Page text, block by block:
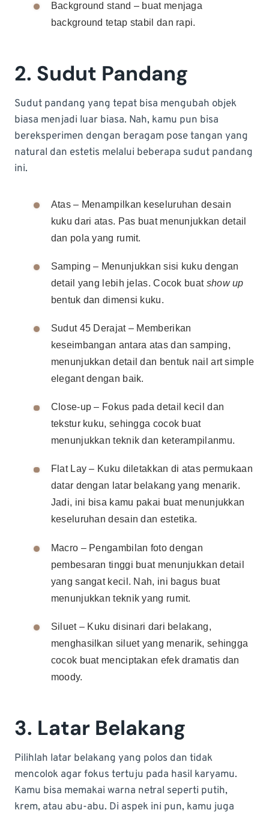
Background stand – buat menjaga
background tetap stabil dan rapi.
2. Sudut Pandang
Sudut pandang yang tepat bisa mengubah objek
biasa menjadi luar biasa. Nah, kamu pun bisa
bereksperimen dengan beragam pose tangan yang
natural dan estetis melalui beberapa sudut pandang
ini.
Atas – Menampilkan keseluruhan desain
kuku dari atas. Pas buat menunjukkan detail
dan pola yang rumit.
Samping – Menunjukkan sisi kuku dengan
detail yang lebih jelas. Cocok buat show up
bentuk dan dimensi kuku.
Sudut 45 Derajat – Memberikan
keseimbangan antara atas dan samping,
menunjukkan detail dan bentuk nail art simple
elegant dengan baik.
Close-up – Fokus pada detail kecil dan
tekstur kuku, sehingga cocok buat
menunjukkan teknik dan keterampilanmu.
Flat Lay – Kuku diletakkan di atas permukaan
datar dengan latar belakang yang menarik.
Jadi, ini bisa kamu pakai buat menunjukkan
keseluruhan desain dan estetika.
Macro – Pengambilan foto dengan
pembesaran tinggi buat menunjukkan detail
yang sangat kecil. Nah, ini bagus buat
menunjukkan teknik yang rumit.
Siluet – Kuku disinari dari belakang,
menghasilkan siluet yang menarik, sehingga
cocok buat menciptakan efek dramatis dan
moody.
3. Latar Belakang
Pilihlah latar belakang yang polos dan tidak
mencolok agar fokus tertuju pada hasil karyamu.
Kamu bisa memakai warna netral seperti putih,
krem, atau abu-abu. Di aspek ini pun, kamu juga